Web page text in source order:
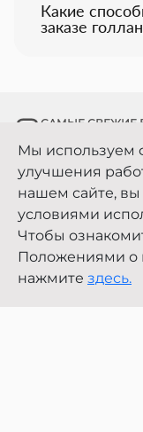
дату или
обеспечить
Какие
заказе
САМЫЕ СВЕЖИЕ
г.
Мы используем
улучшения
нашем сайте, вы
условиями
Чтобы
Положениями о
нажмите здесь.